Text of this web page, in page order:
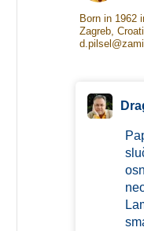
Born in 1962
Zagreb,